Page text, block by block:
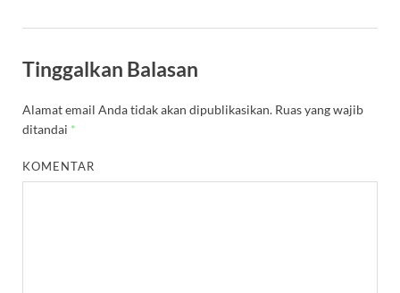
Tinggalkan Balasan
Alamat email Anda tidak akan dipublikasikan. Ruas yang wajib
ditandai *
KOMENTAR